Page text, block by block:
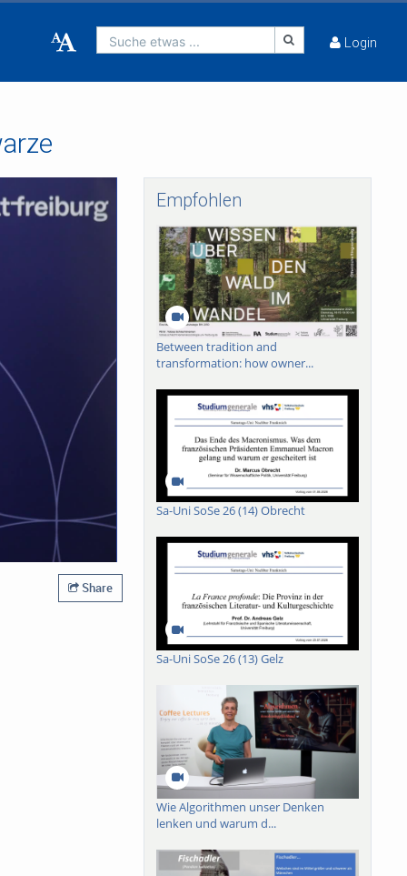
Suche etwas ... Login
Share
Empfohlen
Between tradition and
transformation: how owner...
Sa-Uni SoSe 26 (14) Obrecht
Sa-Uni SoSe 26 (13) Gelz
Wie Algorithmen unser Denken
lenken und warum d...